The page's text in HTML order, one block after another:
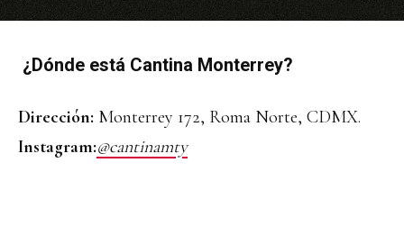
¿Dónde está Cantina Monterrey?
Dirección: Monterrey 172, Roma Norte, CDMX.
Instagram:@cantinamty